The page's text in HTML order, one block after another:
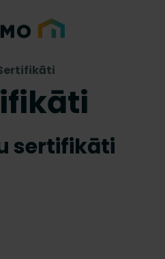
sertifikāti